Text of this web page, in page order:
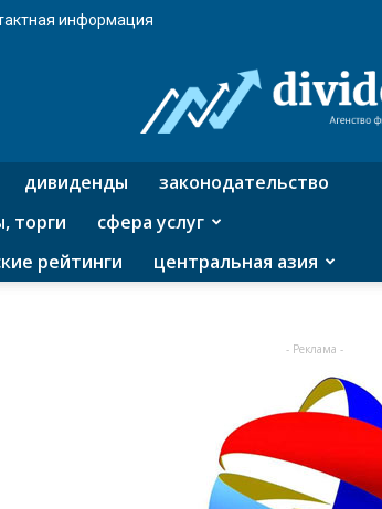
информация
агентство
финансовых
дивиденды
законодательство
торги
сфера услуг
рейтинги центральная азия
- Реклама -